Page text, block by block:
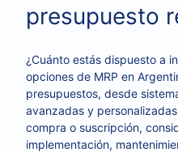
presupuesto
¿Cuánto estás dispuesto a
opciones de MRP en
presupuestos, desde
avanzadas y
compra o suscripción,
implementación,